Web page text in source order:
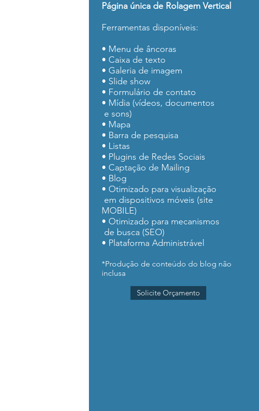
Página única de Rolagem Vertical
Ferramentas disponíveis:
• Menu de âncoras
• Caixa de texto
• Galeria de imagem
• Slide show
• Formulário de contato
• Mídia (vídeos, documentos
e sons)
• Mapa
• Barra de pesquisa
• Listas
• Plugins de Redes Sociais
• Captação de Mailing
• Blog
• Otimizado para visualização
em dispositivos móveis (site
MOBILE)
• Otimizado para mecanismos
de busca (SEO)
• Plataforma Administrável
*Produção de conteúdo do blog não
inclusa
Solicite Orçamento